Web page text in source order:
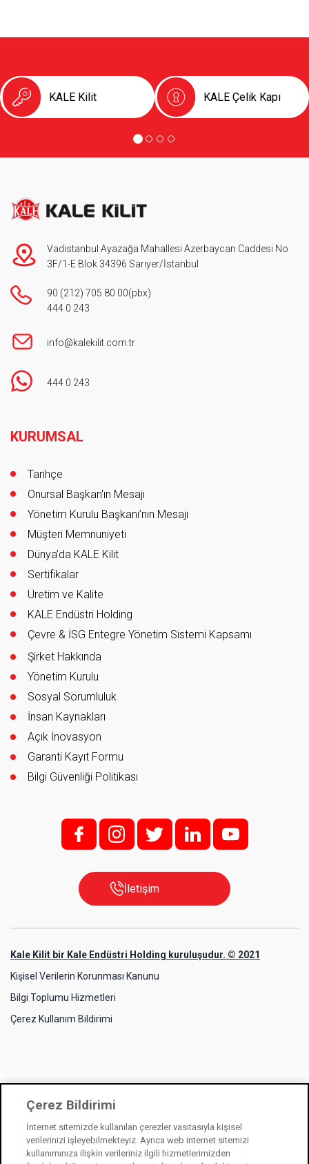
KALE Kilit KALE Çelik Kapı
Vadistanbul Ayazağa Mahallesi Azerbaycan Caddesi No
3F/1-E Blok 34396 Sarıyer/İstanbul
90 (212) 705 80 00(pbx)
444 0 243
info@kalekilit.com.tr
444 0 243
KURUMSAL
Tarihçe
Onursal Başkan'ın Mesajı
Yönetim Kurulu Başkanı’nın Mesajı
Müşteri Memnuniyeti
Dünya’da KALE Kilit
Sertifikalar
Üretim ve Kalite
KALE Endüstri Holding
Çevre & İSG Entegre Yönetim Sistemi Kapsamı
Şirket Hakkında
Yönetim Kurulu
Sosyal Sorumluluk
İnsan Kaynakları
Açık İnovasyon
Garanti Kayıt Formu
Bilgi Güvenliği Politikası
f; i; t l y
İletişim
Kale Kilit bir Kale Endüstri Holding kuruluşudur. © 2021
Kişisel Verilerin Korunması Kanunu
Bilgi Toplumu Hizmetleri
Çerez Kullanım Bildirimi
Çerez Bildirimi
İnternet sitemizde kullanılan çerezler vasıtasıyla kişisel
verilerinizi işleyebilmekteyiz. Ayrıca web internet sitemizi
kullanımınıza ilişkin verileriniz ilgili hizmetlerimizden